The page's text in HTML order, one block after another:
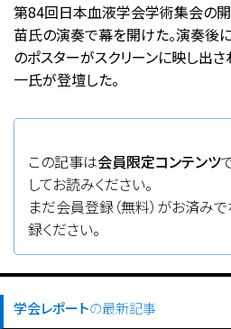
第84回日本血液学会学術集会の開
苗氏の演奏で幕を開けた。演奏後
のポスターがスクリーンに映し出
一氏が登壇した。
この記事は会員限定コンテンツ
してお読みください。
まだ会員登録（無料）がお済み
録ください。
学会レポートの最新記事